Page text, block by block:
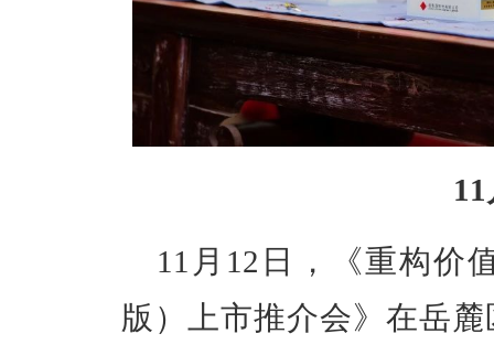
11月12日，《重构价
版）上市推介会》在岳